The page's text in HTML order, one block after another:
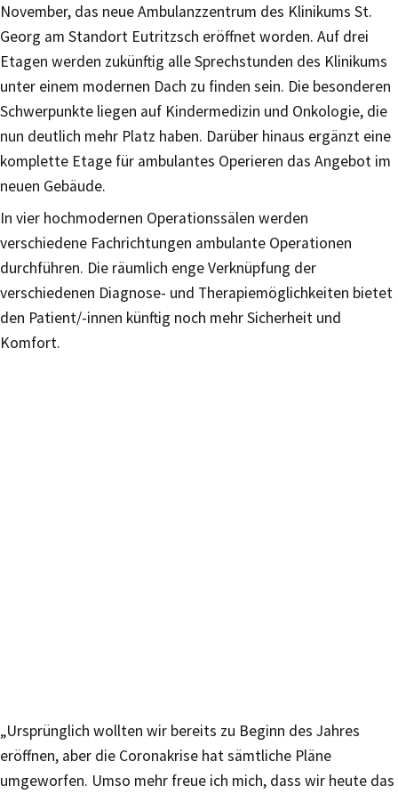
November, das neue Ambulanzzentrum des Klinikums St.
Georg am Standort Eutritzsch eröffnet worden. Auf drei
Etagen werden zukünftig alle Sprechstunden des Klinikums
unter einem modernen Dach zu finden sein. Die besonderen
Schwerpunkte liegen auf Kindermedizin und Onkologie, die
nun deutlich mehr Platz haben. Darüber hinaus ergänzt eine
komplette Etage für ambulantes Operieren das Angebot im
neuen Gebäude.
In vier hochmodernen Operationssälen werden
verschiedene Fachrichtungen ambulante Operationen
durchführen. Die räumlich enge Verknüpfung der
verschiedenen Diagnose- und Therapiemöglichkeiten bietet
den Patient/-innen künftig noch mehr Sicherheit und
Komfort.
„Ursprünglich wollten wir bereits zu Beginn des Jahres
eröffnen, aber die Coronakrise hat sämtliche Pläne
umgeworfen. Umso mehr freue ich mich, dass wir heute das